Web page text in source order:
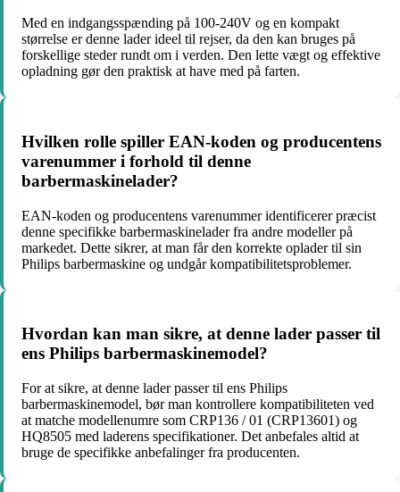
Med en indgangsspænding på 100-240V og en kompakt
størrelse er denne lader ideel til rejser, da den kan bruges på
forskellige steder rundt om i verden. Den lette vægt og effektive
opladning gør den praktisk at have med på farten.
Hvilken rolle spiller EAN-koden og producentens
varenummer i forhold til denne
barbermaskinelader?
EAN-koden og producentens varenummer identificerer præcist
denne specifikke barbermaskinelader fra andre modeller på
markedet. Dette sikrer, at man får den korrekte oplader til sin
Philips barbermaskine og undgår kompatibilitetsproblemer.
Hvordan kan man sikre, at denne lader passer til
ens Philips barbermaskinemodel?
For at sikre, at denne lader passer til ens Philips
barbermaskinemodel, bør man kontrollere kompatibiliteten ved
at matche modellenumre som CRP136 / 01 (CRP13601) og
HQ8505 med laderens specifikationer. Det anbefales altid at
bruge de specifikke anbefalinger fra producenten.